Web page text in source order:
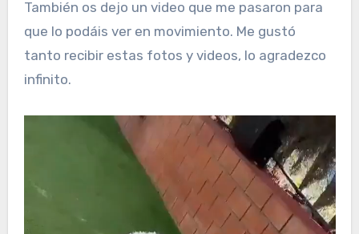
También os dejo un video que me pasaron para
que lo podáis ver en movimiento. Me gustó
tanto recibir estas fotos y videos, lo agradezco
infinito.